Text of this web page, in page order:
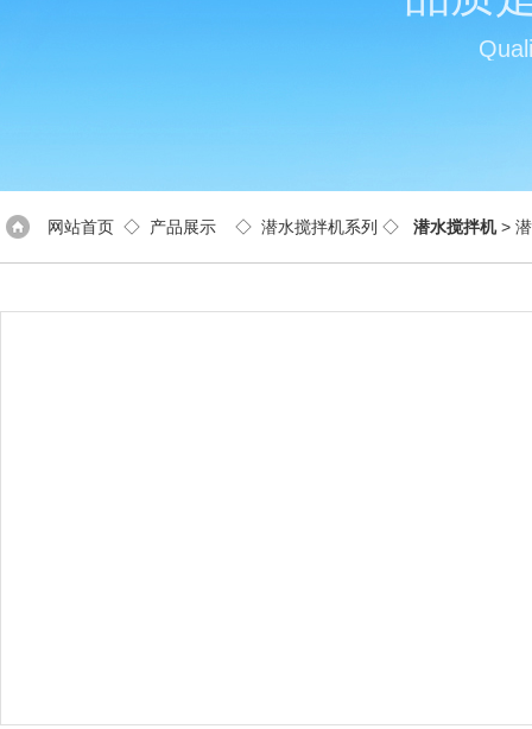
网站首页 ◇ 产品展示 ◇ 潜水搅拌机系列 ◇ 潜水搅拌机> 潜